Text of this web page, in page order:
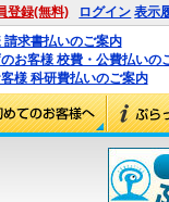
登録(無料) ログイン 表示
請求書払いのご案内
お客様 校費・公費払いの
様 科研費払いのご案内